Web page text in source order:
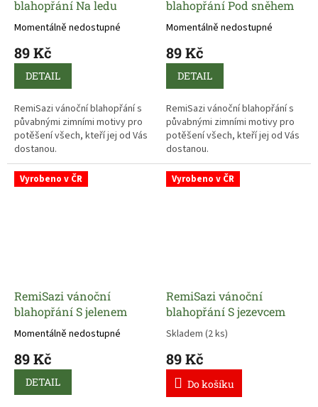
blahopřání Na ledu
Momentálně nedostupné
89 Kč
DETAIL
RemiSazi vánoční blahopřání s
půvabnými zimními motivy pro
potěšení všech, kteří jej od Vás
dostanou.
blahopřání Pod sněhem
Momentálně nedostupné
89 Kč
DETAIL
RemiSazi vánoční blahopřání s
půvabnými zimními motivy pro
potěšení všech, kteří jej od Vás
dostanou.
Vyrobeno v ČR
RemiSazi vánoční
blahopřání S jelenem
Momentálně nedostupné
89 Kč
DETAIL
Vyrobeno v ČR
RemiSazi vánoční
blahopřání S jezevcem
Skladem (2 ks)
89 Kč
Do košíku